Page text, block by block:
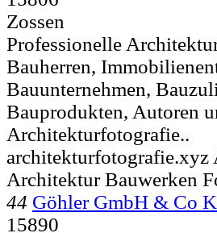
Zossen
Professionelle
Bauherren,
Bauunternehmen,
Bauprodukten, Autoren
Architekturfotografie..
Architektur Bauwerken
44 Göhler GmbH & Co
15890